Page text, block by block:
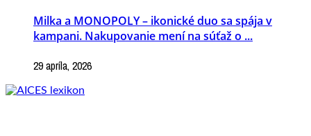
Milka a MONOPOLY – ikonické duo sa spája v
kampani. Nakupovanie mení na súťaž o ...
29 apríla, 2026